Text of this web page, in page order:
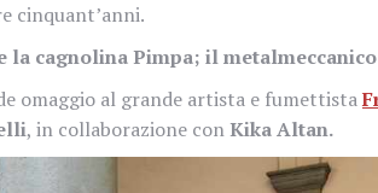
cinquant’anni.
la cagnolina Pimpa; il
omaggio al grande artista e fumettista
, in collaborazione conKika Altan.